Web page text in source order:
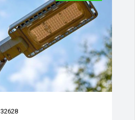
32628